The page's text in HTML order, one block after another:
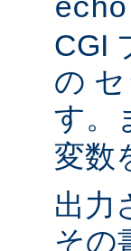
echo
CGI
の
す。
変数
出力
その